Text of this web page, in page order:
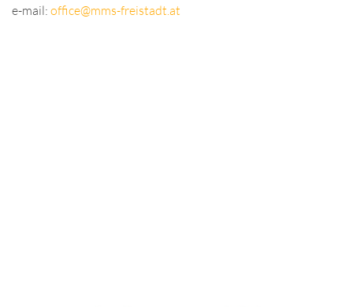
e-mail: office@mms-freistadt.at